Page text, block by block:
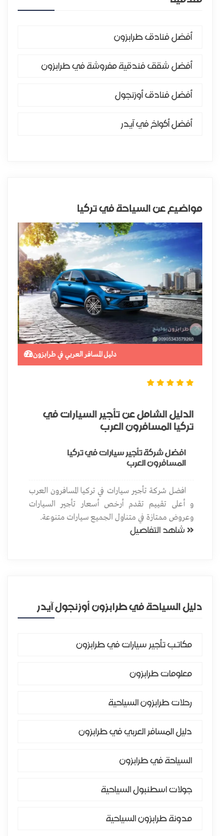
أفضل فنادق طرابزون
أفضل شقق فندقية مفروشة في طرابزون
أفضل فنادق أوزنجول
أفضل أكواخ في آيدر
مواضيع عن السياحة في تركيا
دليل المسافر العربي في طرابزون
الدليل الشامل عن تأجير السيارات في
تركيا المسافرون العرب
افضل شركة تأجير سيارات في تركيا
المسافرون العرب
افضل شركة تأجير سيارات في تركيا المسافرون العرب
و أعلى تقييم تقدم أرخص أسعار تأجير السيارات
وعروض ممتازة في متناول الجميع سيارات متنوعة.
شاهد التفاصيل
دليل السياحة في طرابزون أوزنجول آيدر
مكاتب تأجير سيارات في طرابزون
معلومات طرابزون
رحلات طرابزون السياحية
دليل المسافر العربي في طرابزون
السياحة في طرابزون
جولات اسطنبول السياحية
مدونة طرابزون السياحية